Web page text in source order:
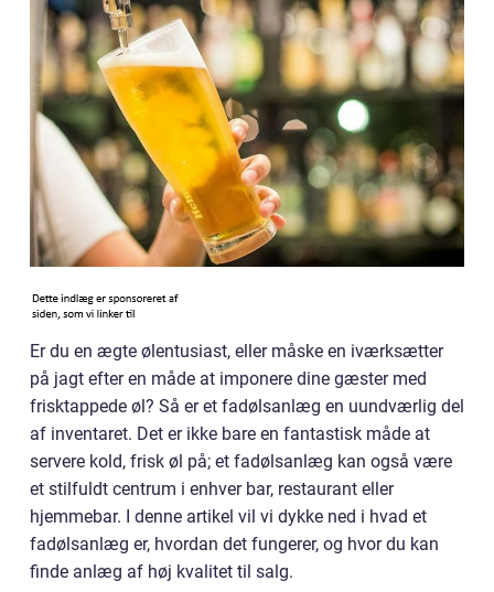
Er du en ægte ølentusiast, eller måske en iværksætter
på jagt efter en måde at imponere dine gæster med
frisktappede øl? Så er et fadølsanlæg en uundværlig del
af inventaret. Det er ikke bare en fantastisk måde at
servere kold, frisk øl på; et fadølsanlæg kan også være
et stilfuldt centrum i enhver bar, restaurant eller
hjemmebar. I denne artikel vil vi dykke ned i hvad et
fadølsanlæg er, hvordan det fungerer, og hvor du kan
finde anlæg af høj kvalitet til salg.